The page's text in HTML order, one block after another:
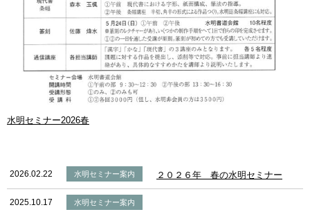
水明セミナー2026春
2026.02.22 水明セミナー案内 ２０２６年 春の水明セミナー
2025.10.17 水明セミナー案内